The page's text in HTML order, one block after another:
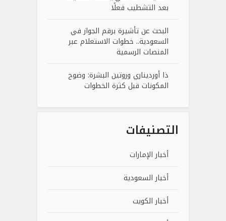
بعد التشطيب فعلًا
البحث عن تأشيرة برقم الجواز في
السعودية.. خطوات الاستعلام عبر
المنصات الرسمية
ذا أورديناري وروتين البشرة: وضوح
المكونات قبل كثرة الخطوات
التصنيفات
أخبار الإمارات
أخبار السعودية
أخبار الكويت